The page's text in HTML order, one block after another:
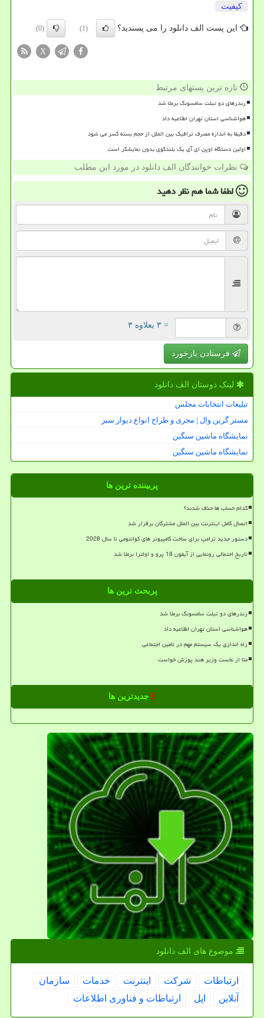
كیفیت
این پست الف دانلود را می پسندید؟ (1)
(0)
X
تازه ترین پستهای مرتبط
رندرهای دو تبلت سامسونگ برملا شد
هواشناسی استان تهران اطلاعیه داد
دقیقا به اندازه مصرف ترافیک بین الملل از حجم بسته کسر می شود
اولین دستگاه اوپن ای آی یک بلندگوی بدون نمایشگر است
نظرات خوانندگان الف دانلود در مورد این مطلب
لطفا شما همنظر دهید
= ۳ بعلاوه ۳
فرستادن بازخورد
لینک دوستان الف دانلود
تبلیغات انتخابات مجلس
مستر گرین وال | مجری و طراح انواع دیوار سبز
نمایشگاه ماشین سنگین
نمایشگاه ماشین سنگین
پربیننده ترین ها
کدام حساب ها حذف شدند؟
اتصال کامل اینترنت بین الملل مشترکان برقرار شد
دستور جدید ترامپ برای ساخت کامپیوتر های کوانتومی تا سال 2028
تاریخ احتمالی رونمایی از آیفون 18 پرو و اولترا برملا شد
پربحث ترین ها
رندرهای دو تبلت سامسونگ برملا شد
هواشناسی استان تهران اطلاعیه داد
راه اندازی یک سیستم مهم در تامین اجتماعی
متا از نخست وزیر هند پوزش خواست
جدیدترین ها
موضوع های الف دانلود
ارتباطات شركت اینترنت خدمات
سازمان
آنلاین
اپل ارتباطات و فناوری اطلاعات